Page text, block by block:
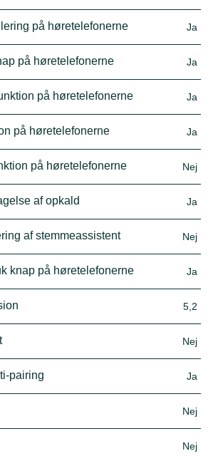
på høretelefonerne Ja
på høretelefonerne Ja
på høretelefonerne Ja
på høretelefonerne Ja
på høretelefonerne Nej
af opkald Ja
af stemmeassistent Nej
knap på høretelefonerne Ja
5,2
Nej
pairing Ja
Nej
Nej